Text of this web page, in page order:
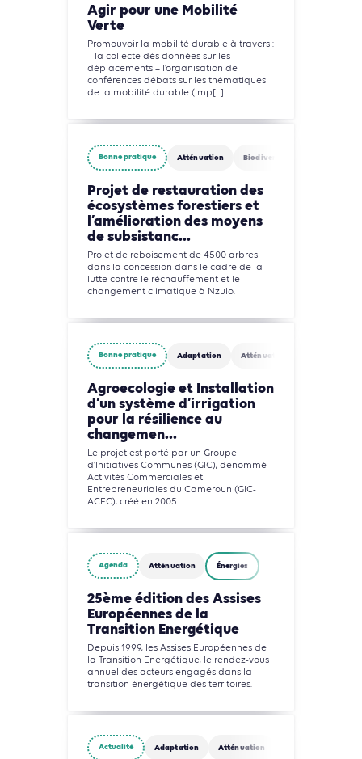
Agir pour une Mobilité
Verte
Promouvoir la mobilité durable à travers :
– la collecte dès données sur les
déplacements – l’organisation de
conférences débats sur les thématiques
de la mobilité durable (imp[...]
Bonne pratique Atténuation Biodiversité
Projet de restauration des
écosystèmes forestiers et
l’amélioration des moyens
de subsistanc...
Projet de reboisement de 4500 arbres
dans la concession dans le cadre de la
lutte contre le réchauffement et le
changement climatique à Nzulo.
Bonne pratique Adaptation Atténuation
Agroecologie et Installation
d’un système d’irrigation
pour la résilience au
changemen...
Le projet est porté par un Groupe
d’Initiatives Communes (GIC), dénommé
Activités Commerciales et
Entrepreneuriales du Cameroun (GIC-
ACEC), créé en 2005.
Agenda Atténuation Énergies
25ème édition des Assises
Européennes de la
Transition Energétique
Depuis 1999, les Assises Européennes de
la Transition Energétique, le rendez-vous
annuel des acteurs engagés dans la
transition énergétique des territoires.
Actualité Adaptation Atténuation